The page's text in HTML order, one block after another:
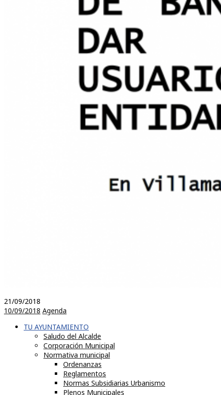
21/09/2018
10/09/2018 Agenda
TU AYUNTAMIENTO
Saludo del Alcalde
Corporación Municipal
Normativa municipal
Ordenanzas
Reglamentos
Normas Subsidiarias Urbanismo
Plenos Municipales